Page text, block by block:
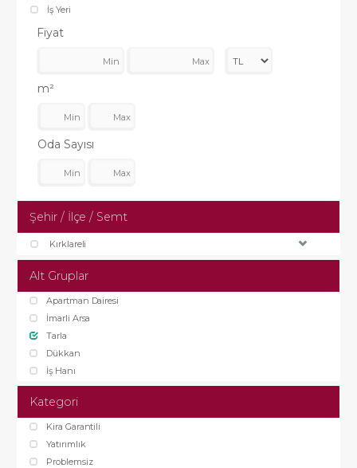
İş Yeri
Fiyat
m²
Oda Sayısı
Şehir / İlçe / Semt
Kırklareli
Alt Gruplar
Apartman Dairesi
İmarli Arsa
Tarla
Dükkan
İş Hanı
Kategori
Kira Garantili
Yatırımlık
Problemsiz